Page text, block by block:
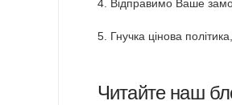
4. Відправимо Ваше
5. Гнучка цінова
Читайте наш